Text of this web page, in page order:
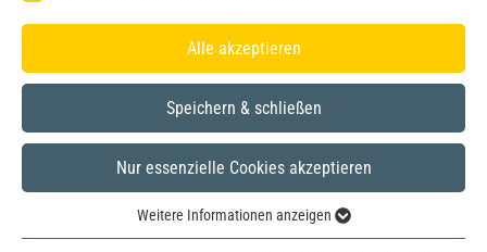
AUGUST / SEPTEMBER 2025
Alle akzeptieren
Speichern & schließen
Nur essenzielle Cookies akzeptieren
Weitere Informationen anzeigen